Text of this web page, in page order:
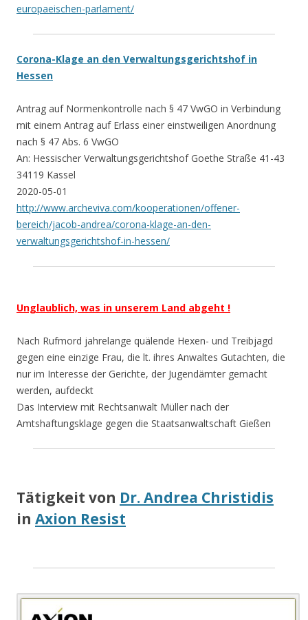
europaeischen-parlament/
Corona-Klage an den Verwaltungsgerichtshof in
Hessen
Antrag auf Normenkontrolle nach § 47 VwGO in Verbindung
mit einem Antrag auf Erlass einer einstweiligen Anordnung
nach § 47 Abs. 6 VwGO
An: Hessischer Verwaltungsgerichtshof Goethe Straße 41-43
34119 Kassel
2020-05-01
http://www.archeviva.com/kooperationen/offener-
bereich/jacob-andrea/corona-klage-an-den-
verwaltungsgerichtshof-in-hessen/
Unglaublich, was in unserem Land abgeht !
Nach Rufmord jahrelange quälende Hexen- und Treibjagd
gegen eine einzige Frau, die lt. ihres Anwaltes Gutachten, die
nur im Interesse der Gerichte, der Jugendämter gemacht
werden, aufdeckt
Das Interview mit Rechtsanwalt Müller nach der
Amtshaftungsklage gegen die Staatsanwaltschaft Gießen
Tätigkeit von Dr. Andrea Christidis
in Axion Resist